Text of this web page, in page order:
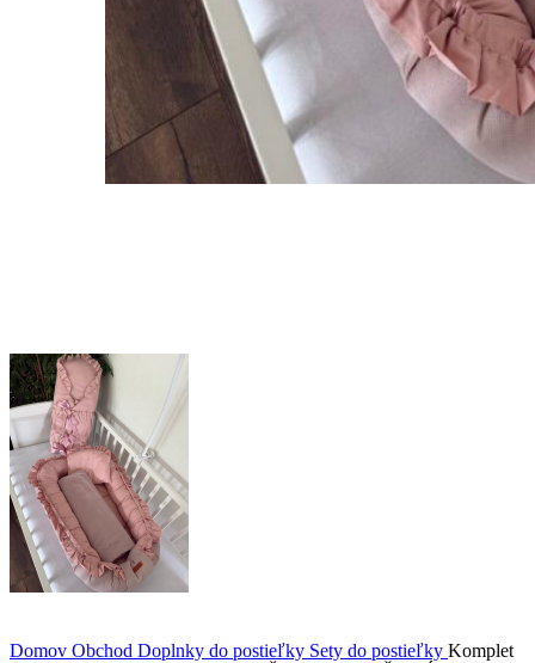
Domov Obchod Doplnky do postieľky Sety do postieľky Komplet